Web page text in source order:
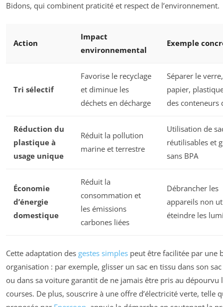
Bidons, qui combinent praticité et respect de l’environnement.
Action
Impact
environnemental
Exemple
Tri sélectif
Favorise le recyclage
et diminue les
déchets en décharge
Séparer le verre,
papier,
des conteneurs
Réduction du
plastique à
usage unique
Réduit la pollution
marine et terrestre
Utilisation de
réutilisables et
sans BPA
Économie
d’énergie
domestique
Réduit la
consommation et
les émissions
carbones liées
Débrancher les
appareils non
éteindre les
Cette adaptation des gestes simples peut être facilitée par une
organisation : par exemple, glisser un sac en tissu dans son
ou dans sa voiture garantit de ne jamais être pris au dépourvu
courses. De plus, souscrire à une offre d’électricité verte, telle